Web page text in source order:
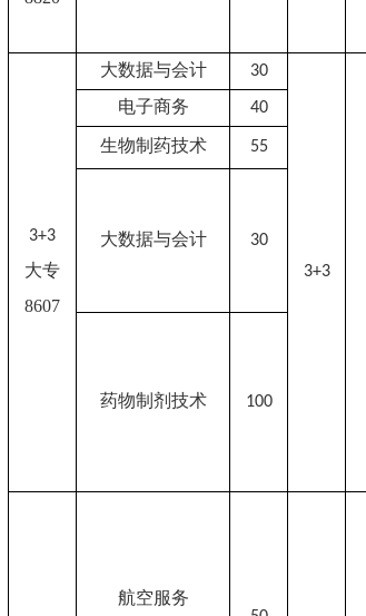
3+3
大专
8607
大数据与会计 30
3+3
电子商务 40
生物制药技术 55
大数据与会计 30
药物制剂技术 100
航空服务